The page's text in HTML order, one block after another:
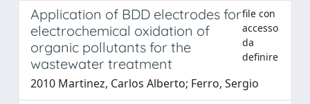
Application of BDD electrodes for
electrochemical oxidation of
organic pollutants for the
wastewater treatment
file con
accesso
da
definire
2010 Martinez, Carlos Alberto; Ferro, Sergio